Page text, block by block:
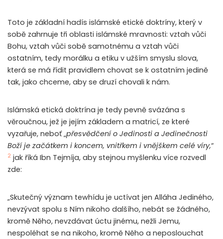
Toto je základní hadís islámské etické doktríny, který v
sobě zahrnuje tři oblasti islámské mravnosti: vztah vůči
Bohu, vztah vůči sobě samotnému a vztah vůči
ostatním, tedy morálku a etiku v užším smyslu slova,
která se má řídit pravidlem chovat se k ostatním jedině
tak, jako chceme, aby se druzí chovali k nám.
Islámská etická doktrína je tedy pevně svázána s
věroučnou, jež je jejím základem a matricí, ze které
vyzařuje, neboť „přesvědčení o Jedinosti a Jedinečnosti
Boží je začátkem i koncem, vnitřkem i vnějškem celé víry,“
2 jak říká Ibn Tejmíja, aby stejnou myšlenku více rozvedl
zde:
„Skutečný význam tewhídu je uctívat jen Alláha Jediného,
nevzývat spolu s Ním nikoho dalšího, nebát se žádného,
kromě Něho, nevzdávat úctu jinému, nežli Jemu,
nespoléhat se na nikoho, kromě Něho a neposlouchat